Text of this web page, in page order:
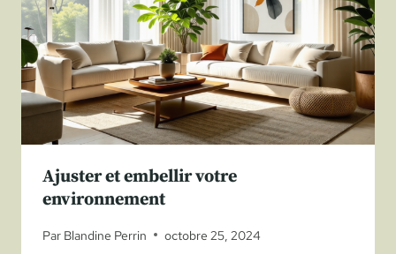
Ajuster et embellir votre
environnement
Par Blandine Perrin octobre 25, 2024